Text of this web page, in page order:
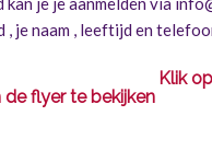
, je naam , leeftijd en
Klik
de flyer te bekijken